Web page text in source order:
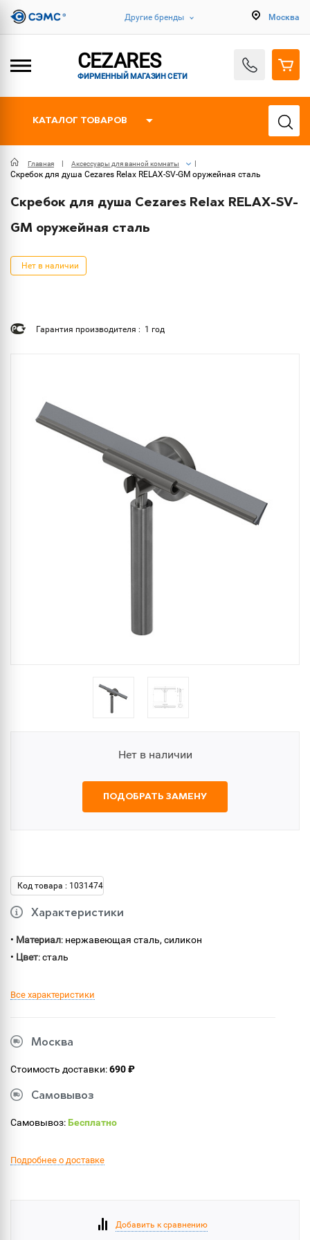
Другие бренды Москва
CEZARES
ФИРМЕННЫЙ МАГАЗИН СЕТИ
КАТАЛОГ ТОВАРОВ
Главная Аксессуары для ванной комнаты
Скребок для душа Cezares Relax RELAX-SV-GM оружейная сталь
Скребок для душа Cezares Relax RELAX-SV-
GM оружейная сталь
Нет в наличии
Гарантия производителя : 1 год
Нет в наличии
ПОДОБРАТЬ ЗАМЕНУ
Код товара : 1031474
Характеристики
• Материал: нержавеющая сталь, силикон
• Цвет: сталь
Все характеристики
Москва
Стоимость доставки:690 ₽
Самовывоз
Самовывоз:Бесплатно
Подробнее о доставке
Добавить к сравнению